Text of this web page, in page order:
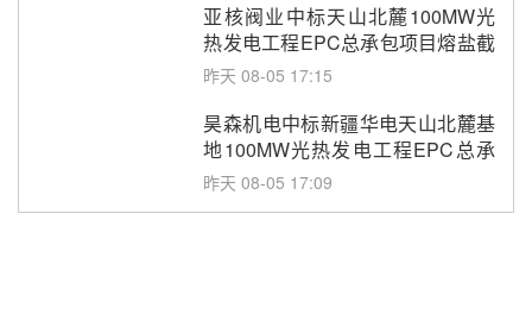
亚核阀业中标天山北麓100MW光
热发电工程EPC总承包项目熔盐截
止阀、熔盐三偏心蝶阀采购
昨天 08-05 17:15
昊森机电中标新疆华电天山北麓基
地100MW光热发电工程EPC总承
包项目熔盐介质超声波流量计采购
昨天 08-05 17:09